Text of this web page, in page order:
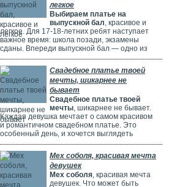
легкое
Выбираем платье на
выпускной бал, красивое и
легкое. Для 17-18-летних ребят наступает
важное время: школа позади, экзамены
сданы. Впереди выпускной бал — одно из
самых красивых и радостных событий.
Особенно тщательно готовятся девушки.
Они заранее думают о наряде, прическе,
макияже и аксессуарах. Выпускной бал
можно сравнить с конкурсом красоты. Где
девушки соревнуются, кто лучше выглядит.
Свадебное платье твоей
мечты, шикарнее не
бывает
Свадебное платье твоей
мечты, шикарнее не бывает.
Каждая девушка мечтает о самом красивом
и романтичном свадебном платье. Это
особенный день, и хочется выглядеть
потрясающе! Но выбрать идеальное платье
может быть непросто. Раньше девушки
ходили по магазинам, смотрели каталоги и
искали платье в интернете. Сейчас это
проще благодаря онлайн-каталогам. Там
можно найти много красивых нарядов от
Мех соболя, красивая мечта
девушек
Мех соболя, красивая мечта
девушек. Что может быть